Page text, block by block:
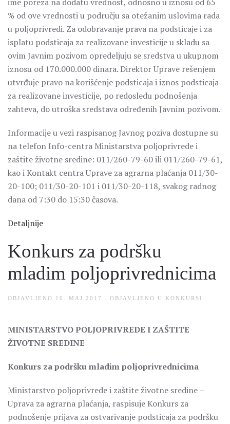
% od ove vrednosti u području sa otežanim uslovima rada
u poljoprivredi. Za odobravanje prava na podsticaje i za
isplatu podsticaja za realizovane investicije u skladu sa
ovim Javnim pozivom opredeljuju se sredstva u ukupnom
iznosu od 170.000.000 dinara. Direktor Uprave rešenjem
utvrđuje pravo na korišćenje podsticaja i iznos podsticaja
za realizovane investicije, po redosledu podnošenja
zahteva, do utroška sredstava određenih Javnim pozivom.
Informacije u vezi raspisanog Javnog poziva dostupne su
na telefon Info-centra Ministarstva poljoprivrede i
zaštite životne sredine: 011/260-79-60 ili 011/260-79-61,
kao i Kontakt centra Uprave za agrarna plaćanja 011/30-
20-100; 011/30-20-101 i 011/30-20-118, svakog radnog
dana od 7:30 do 15:30 časova.
Detaljnije
Konkurs za podršku
mladim poljoprivrednicima
OBJAVLJENO 10. MAJ 2017. . OBJAVLJENO U KONKURSI
MINISTARSTVO POLJOPRIVREDE I ZAŠTITE
ŽIVOTNE SREDINE
Konkurs za podršku mladim poljoprivrednicima
Ministarstvo poljoprivrede i zaštite životne sredine –
Uprava za agrarna plaćanja, raspisuje Konkurs za
podnošenje prijava za ostvarivanje podsticaja za podršku